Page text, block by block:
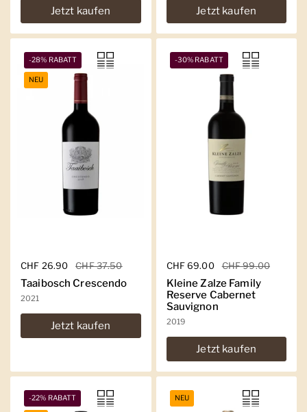
Jetzt kaufen Jetzt kaufen
Regulärer Preis
CHF 26.90 Sale-Preis
CHF 37.50
Taaibosch Crescendo
2021
Jetzt kaufen
-28% RABATT
NEU
Regulärer Preis
CHF 69.00 Sale-Preis
CHF 99.00
Kleine Zalze Family
Reserve Cabernet
Sauvignon
2019
Jetzt kaufen
-30% RABATT
-22% RABATT NEU